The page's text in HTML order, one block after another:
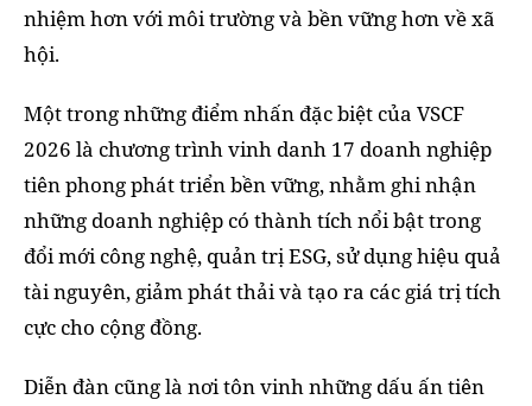
nhiệm hơn với môi trường và bền vững hơn về xã
hội.
Một trong những điểm nhấn đặc biệt của VSCF
2026 là chương trình vinh danh 17 doanh nghiệp
tiên phong phát triển bền vững, nhằm ghi nhận
những doanh nghiệp có thành tích nổi bật trong
đổi mới công nghệ, quản trị ESG, sử dụng hiệu quả
tài nguyên, giảm phát thải và tạo ra các giá trị tích
cực cho cộng đồng.
Diễn đàn cũng là nơi tôn vinh những dấu ấn tiên